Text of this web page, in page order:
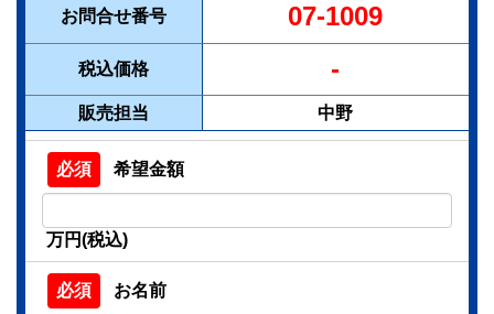
お問合せ番号 07-1009
税込価格 -
販売担当 中野
希望金額
万円(税込)
お名前